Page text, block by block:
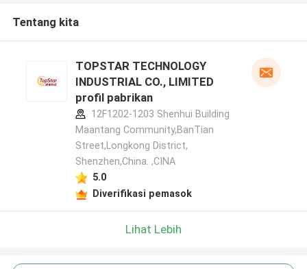
Tentang kita
TOPSTAR TECHNOLOGY
INDUSTRIAL CO., LIMITED
profil pabrikan
12F1202-1203 Shenhui Building
Maantang Community,BanTian
Street,Longkong District,
Shenzhen,China. ,CINA
5.0
Diverifikasi pemasok
Lihat Lebih